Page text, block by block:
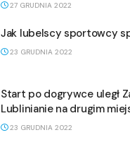
27 GRUDNIA 2022
Jak lubelscy sportowcy
23 GRUDNIA 2022
Start po dogrywce uległ
Lublinianie na drugim
23 GRUDNIA 2022